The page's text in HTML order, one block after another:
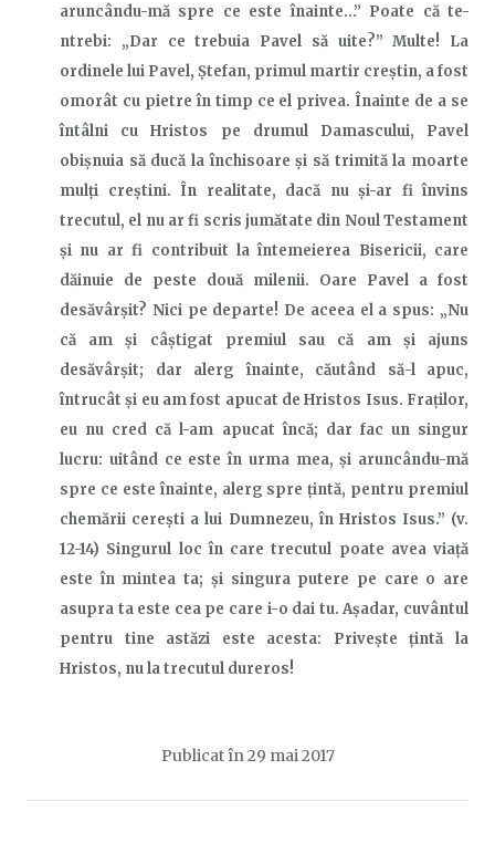
aruncându-mă spre ce este înainte…” Poate că te-
ntrebi: „Dar ce trebuia Pavel să uite?” Multe! La
ordinele lui Pavel, Ștefan, primul martir creștin, a fost
omorât cu pietre în timp ce el privea. Înainte de a se
întâlni cu Hristos pe drumul Damascului, Pavel
obișnuia să ducă la închisoare și să trimită la moarte
mulți creștini. În realitate, dacă nu și-ar fi învins
trecutul, el nu ar fi scris jumătate din Noul Testament
și nu ar fi contribuit la întemeierea Bisericii, care
dăinuie de peste două milenii. Oare Pavel a fost
desăvârșit? Nici pe departe! De aceea el a spus: „Nu
că am şi câştigat premiul sau că am şi ajuns
desăvârşit; dar alerg înainte, căutând să-l apuc,
întrucât şi eu am fost apucat de Hristos Isus. Fraţilor,
eu nu cred că l-am apucat încă; dar fac un singur
lucru: uitând ce este în urma mea, şi aruncându-mă
spre ce este înainte, alerg spre ţintă, pentru premiul
chemării cereşti a lui Dumnezeu, în Hristos Isus.” (v.
12-14) Singurul loc în care trecutul poate avea viață
este în mintea ta; și singura putere pe care o are
asupra ta este cea pe care i-o dai tu. Așadar, cuvântul
pentru tine astăzi este acesta: Privește țintă la
Hristos, nu la trecutul dureros!
Publicat în 29 mai 2017